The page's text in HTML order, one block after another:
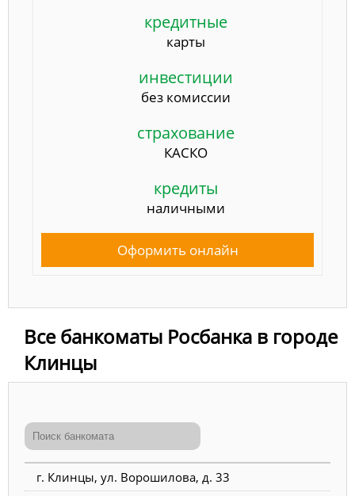
кредитные
карты
инвестиции
без комиссии
страхование
КАСКО
кредиты
наличными
Оформить онлайн
Все банкоматы Росбанка в городе
Клинцы
г. Клинцы, ул. Ворошилова, д. 33